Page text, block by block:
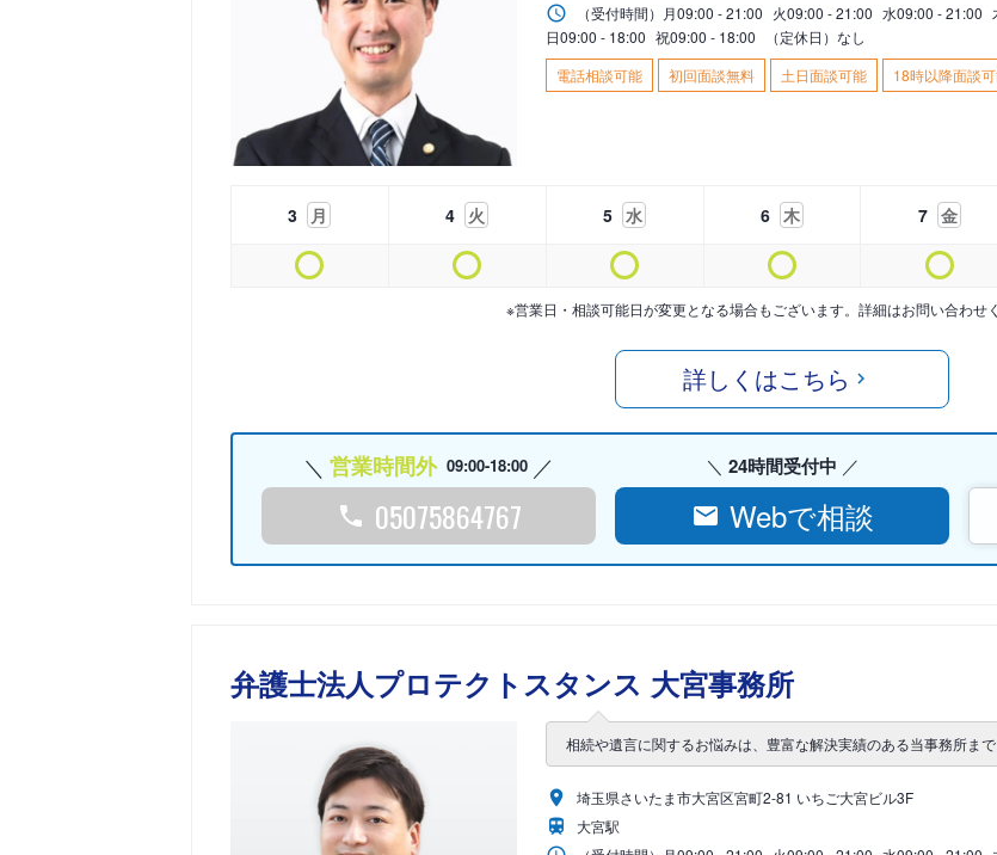
（受付時間） 月09:00 - 21:00 火09:00 - 21:00 水09:00 - 21:00
日09:00 - 18:00 祝09:00 - 18:00
（定休日）なし
電話相談可能
初回面談無料 土日面談可能 18時以降面談
3 月 4 火 5 水 6 木 7 金
※営業日・相談可能日が変更となる場合もございます。詳細はお問い合わせく
詳しくはこちら
営業時間外 09:00-18:00
05075864767
24時間受付中
Webで相談
弁護士法人プロテクトスタンス 大宮事務所
相続や遺言に関するお悩みは、豊富な解決実績のある当事務所まで
埼玉県さいたま市大宮区宮町2-81 いちご大宮ビル3F
大宮駅